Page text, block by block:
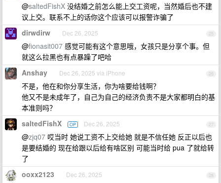
@saltedFishX 没结婚之前怎么能上交工资呢，当然婚后也不建
议上交。联系不上的话你这个应该可以报警诈骗了
25
dirwdirw Dec 26, 2025
@fionasit007 感觉可能有这个意思哦，女孩只是分享个事。但
就这么拉黑也有点暴躁了吧哈
26
Anshay Dec 26, 2025 via iPhone
不是，他在和你分享生活，你为啥要给钱啊？
他又不是未成年了，自己为自己的经济负责不是大家都明白的基
本准则吗？
27
saltedFishX OP Dec 26, 2025
@zjq07 哎当时 她说工资不上交给她 就是不信任她 反正以后也
是要结婚的 现在给跟以后给有啥区别 可能当时给 pua 了就给转
了
28
ooxx2123 Dec 26, 2025